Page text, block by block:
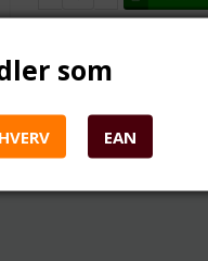
som
EAN